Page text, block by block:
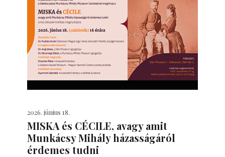
2026. június 18.
MISKA és CÉCILE, avagy amit
Munkácsy Mihály házasságáról
érdemes tudni